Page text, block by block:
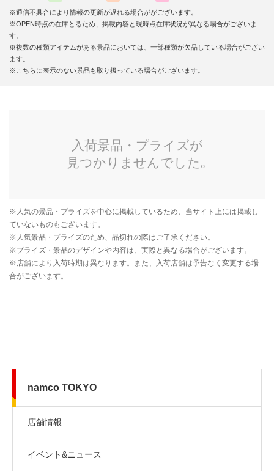
※通信不具合により情報の更新が遅れる場合ががございます。
※OPEN時点の在庫とるため、掲載内容と現時点在庫状況が異なる場合がございま
す。
※複数の種類アイテムがある景品においては、一部種類が欠品している場合がござい
ます。
※こちらに表示のない景品も取り扱っている場合がございます。
namco TOKYO
店舗情報
イベント&ニュース